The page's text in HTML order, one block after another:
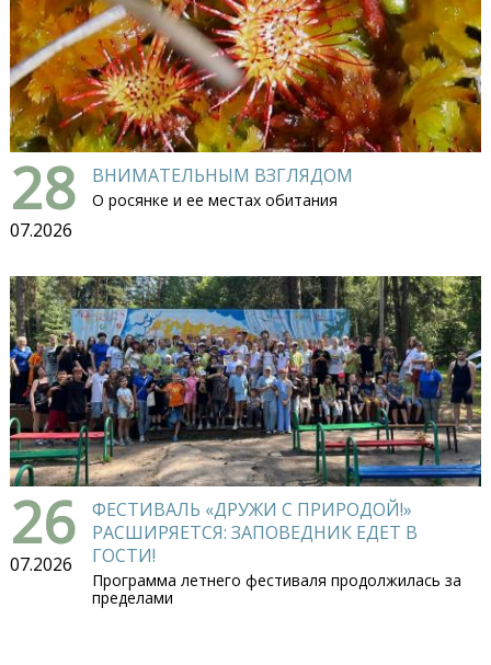
28
07.2026
ВНИМАТЕЛЬНЫМ ВЗГЛЯДОМ
О росянке и ее местах обитания
26
07.2026
ФЕСТИВАЛЬ «ДРУЖИ С ПРИРОДОЙ!»
РАСШИРЯЕТСЯ: ЗАПОВЕДНИК ЕДЕТ В
ГОСТИ!
Программа летнего фестиваля продолжилась за
пределами